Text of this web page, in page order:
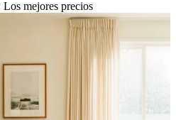
Los mejores precios